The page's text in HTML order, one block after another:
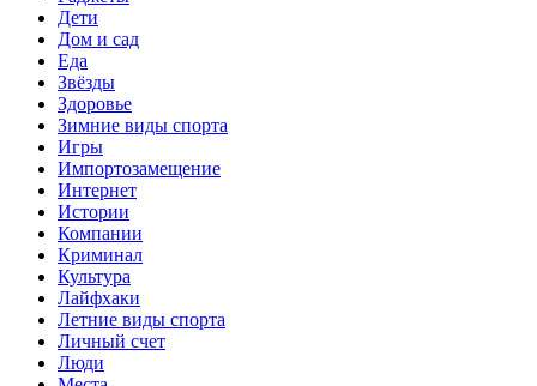
Дети
Дом и сад
Еда
Звёзды
Здоровье
Зимние виды спорта
Игры
Импортозамещение
Интернет
Истории
Компании
Криминал
Культура
Лайфхаки
Летние виды спорта
Личный счет
Люди